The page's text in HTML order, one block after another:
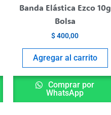
Banda Elástica Ezco 10g
Bolsa
$400,00
Agregar al carrito
Comprar por
WhatsApp